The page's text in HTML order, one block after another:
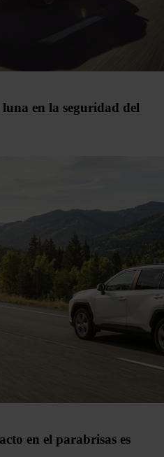
en la seguridad del
en el parabrisas es